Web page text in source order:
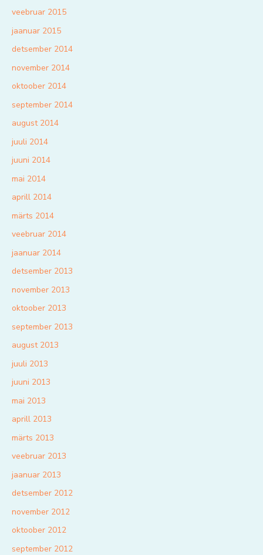
veebruar 2015
jaanuar 2015
detsember 2014
november 2014
oktoober 2014
september 2014
august 2014
juuli 2014
juuni 2014
mai 2014
aprill 2014
märts 2014
veebruar 2014
jaanuar 2014
detsember 2013
november 2013
oktoober 2013
september 2013
august 2013
juuli 2013
juuni 2013
mai 2013
aprill 2013
märts 2013
veebruar 2013
jaanuar 2013
detsember 2012
november 2012
oktoober 2012
september 2012